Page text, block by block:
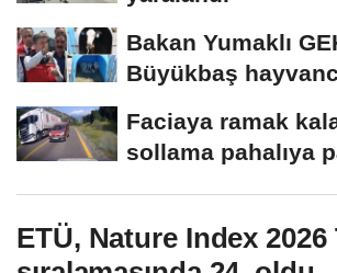
Bakan Yumaklı
Büyükbaş
Faciaya ramak
sollama pahalıya
ETÜ, Nature Index